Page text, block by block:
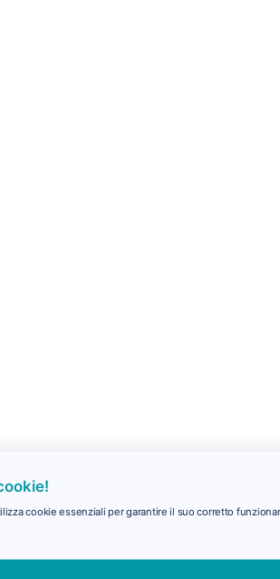
cookie essenziali per garantire il suo corretto